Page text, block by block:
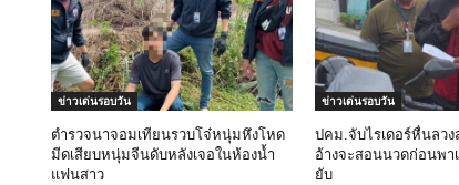
ข่าวเด่นรอบวัน
ตำรวจนาจอมเทียนรวบโจ๋หนุ่มหึงโหด
มีดเสียบหนุ่มจีนดับหลังเจอในห้องน้ำ
แฟนสาว
ข่าวเด่นรอบวัน
ปคม.จับไรเดอร์หื่นลวง
อ้างจะสอนนวดก่อนพา
ยับ